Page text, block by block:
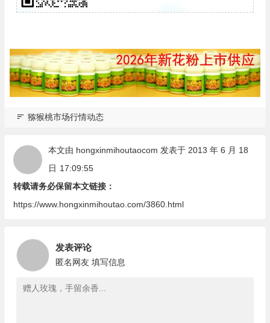
猕猴桃市场行情动态
本文由 hongxinmihoutaocom 发表于 2013 年 6 月 18
日 17:09:55
转载请务必保留本文链接：
https://www.hongxinmihoutao.com/3860.html
发表评论
匿名网友 填写信息